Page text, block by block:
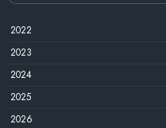
2022
2023
2024
2025
2026